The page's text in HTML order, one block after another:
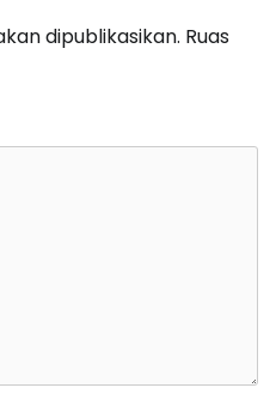
dipublikasikan. Ruas